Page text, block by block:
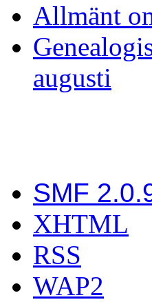
Allmänt
augusti
SMF
XHTML
RSS
WAP2